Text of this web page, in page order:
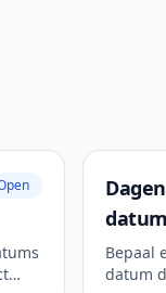
datum
Bepaal
datum